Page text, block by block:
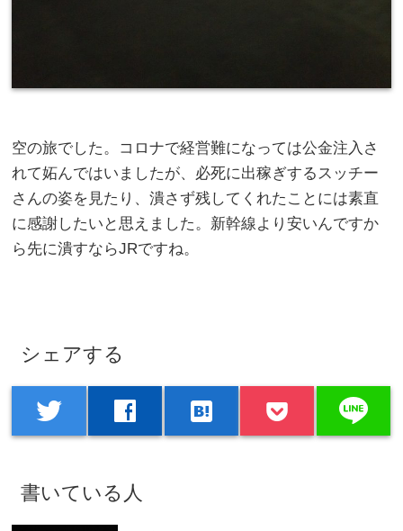
空の旅でした。コロナで経営難になっては公金注入さ
れて妬んではいましたが、必死に出稼ぎするスッチー
さんの姿を見たり、潰さず残してくれたことには素直
に感謝したいと思えました。新幹線より安いんですか
ら先に潰すならJRですね。
シェアする
twitter facebook hatenabookmark line
書いている人